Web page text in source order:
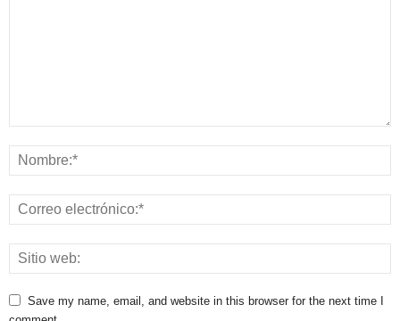
Save my name, email, and website in this browser for the next time I